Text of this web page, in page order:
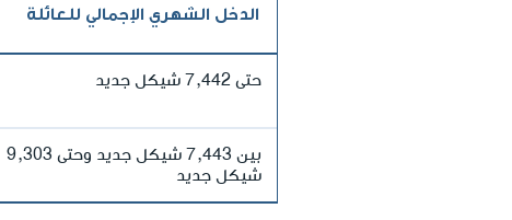
الدخل الشهري الإجمالي للعائلة
حتى 7,442 شيكل جديد
بين 7,443 شيكل جديد وحتى 9,303
شيكل جديد